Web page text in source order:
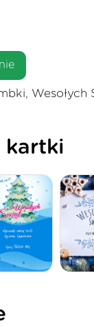
Wesołych
kartki